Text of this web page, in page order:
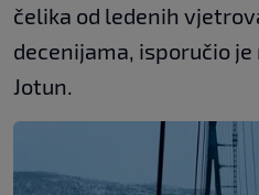
čelika od ledenih
decenijama, isporučio
Jotun.